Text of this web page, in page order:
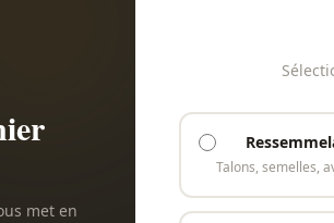
met en
Talons, semelles,